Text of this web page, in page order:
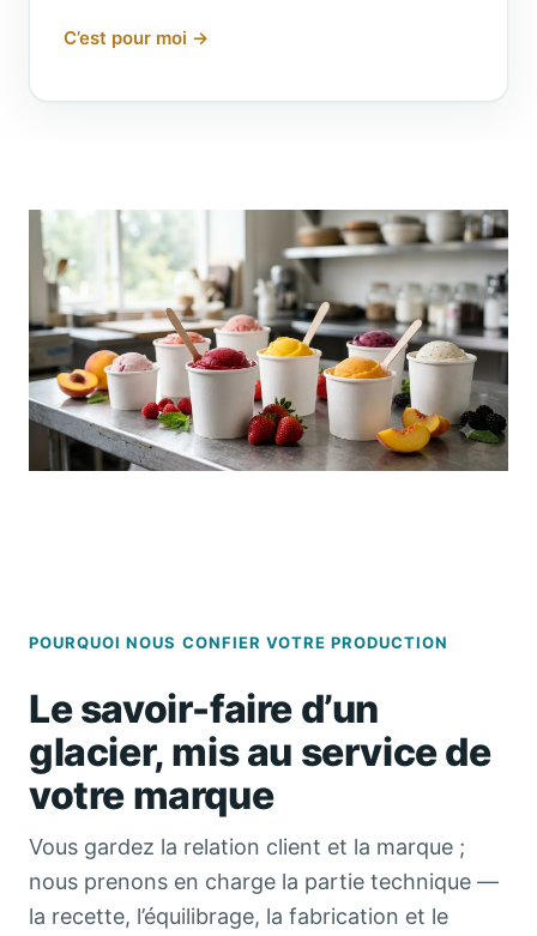
C’est pour moi →
POURQUOI NOUS CONFIER VOTRE PRODUCTION
Le savoir-faire d’un
glacier, mis au service de
votre marque
Vous gardez la relation client et la marque ;
nous prenons en charge la partie technique —
la recette, l’équilibrage, la fabrication et le